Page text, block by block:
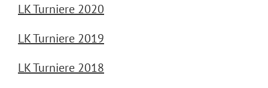
LK Turniere 2020
LK Turniere 2019
LK Turniere 2018